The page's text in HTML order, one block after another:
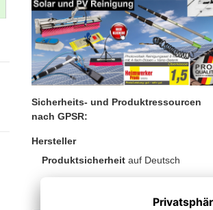
Sicherheits- und Produktressourcen
nach GPSR:
Hersteller
Produktsicherheitauf Deutsch